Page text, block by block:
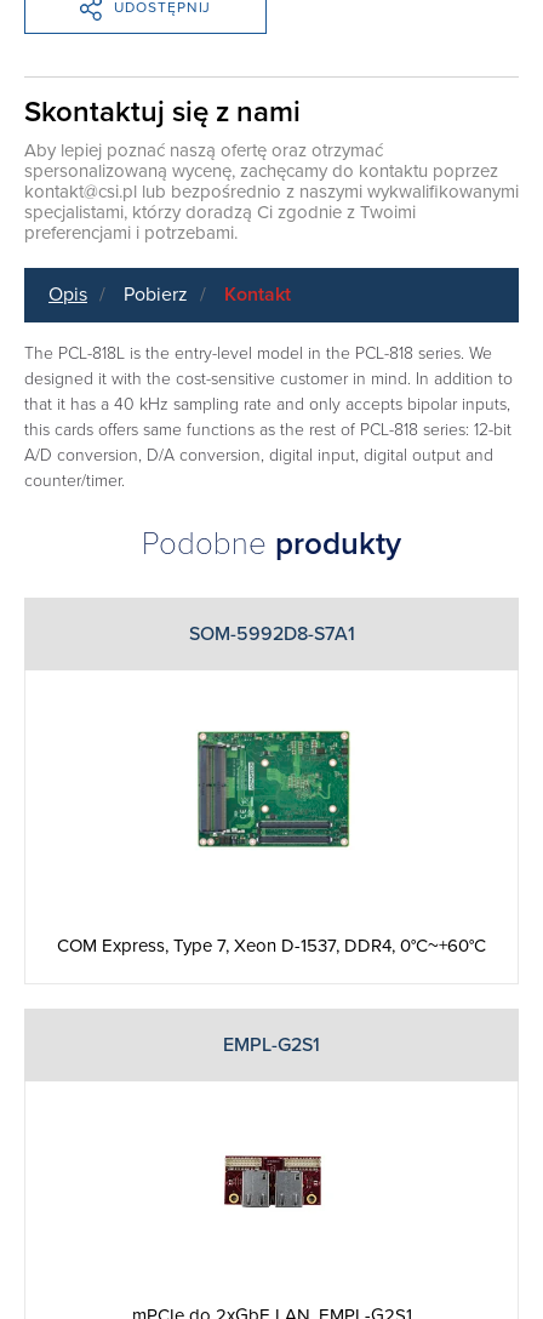
UDOSTĘPNIJ
Skontaktuj się z nami
Aby lepiej poznać naszą ofertę oraz otrzymać
spersonalizowaną wycenę, zachęcamy do kontaktu poprzez
kontakt@csi.pl lub bezpośrednio z naszymi wykwalifikowanymi
specjalistami, którzy doradzą Ci zgodnie z Twoimi
preferencjami i potrzebami.
Opis Pobierz Kontakt
The PCL-818L is the entry-level model in the PCL-818 series. We
designed it with the cost-sensitive customer in mind. In addition to
that it has a 40 kHz sampling rate and only accepts bipolar inputs,
this cards offers same functions as the rest of PCL-818 series: 12-bit
A/D conversion, D/A conversion, digital input, digital output and
counter/timer.
Podobne produkty
SOM-5992D8-S7A1
COM Express, Type 7, Xeon D-1537, DDR4, 0°C~+60°C
EMPL-G2S1